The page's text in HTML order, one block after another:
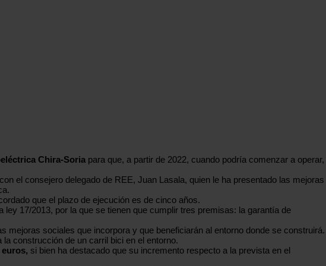
Chira-Soria para que, a partir de 2022, cuando podría comenzar a operar,
el consejero delegado de REE, Juan Lasala, quien le ha presentado las mejoras
que el plazo de ejecución es de cinco años.
17/2013, por la que se tienen que cumplir tres premisas: la garantía de
sociales que incorpora y que beneficiarán al entorno donde se construirá.
construcción de un carril bici en el entorno.
si bien ha destacado que su incremento respecto a la prevista en el